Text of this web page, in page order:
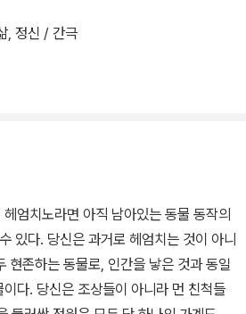
, 정신 / 간극
엄치노라면 아직 남아있는 동물 동작의
있다. 당신은 과거로 헤엄치는 것이 아니
현존하는 동물로, 인간을 낳은 것과 동일
다. 당신은 조상들이 아니라 먼 친척들